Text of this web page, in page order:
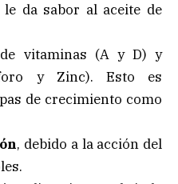
da sabor al aceite de
vitaminas (A y D) y
y Zinc). Esto es
de crecimiento como
, debido a la acción del